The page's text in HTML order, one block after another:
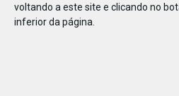
voltando a este site e clicando no
inferior da página.